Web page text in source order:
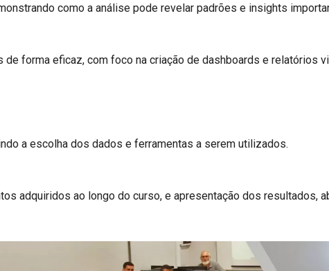
como a análise pode revelar padrões e insights
forma eficaz, com foco na criação de dashboards e relatórios
a escolha dos dados e ferramentas a serem utilizados.
adquiridos ao longo do curso, e apresentação dos resultados,